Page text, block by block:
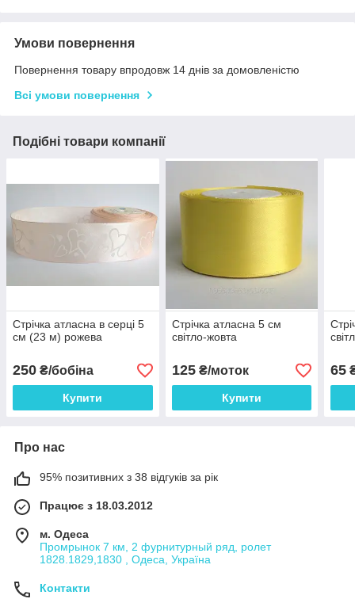
Умови повернення
Повернення товару впродовж 14 днів за домовленістю
Всі умови повернення
Подібні товари компанії
Стрічка атласна в серці 5
см (23 м) рожева
250 ₴/бобіна
Купити
Стрічка атласна 5 см
світло-жовта
125₴/моток
Купити
65
Про нас
95% позитивних з 38 відгуків за рік
Працює з 18.03.2012
м. Одеса
Промрынок 7 км, 2 фурнитурный ряд, ролет
1828.1829,1830 , Одеса, Україна
Контакти